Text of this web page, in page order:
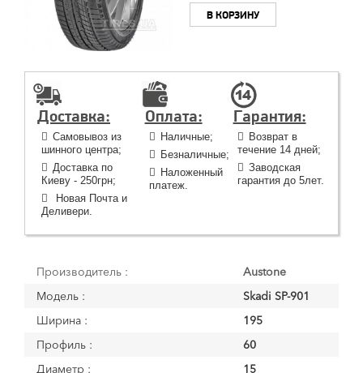
В КОРЗИНУ
Доставка:
Самовывоз из
шинного центра;
Доставка по
Киеву - 250грн;
Новая Почта и
Деливери.
Оплата:
Наличные;
Безналичные;
Наложенный
платеж.
Гарантия:
Возврат в
течение 14 дней;
Заводская
гарантия до 5лет.
Производитель :
Austone
Модель :
Skadi SP-901
Ширина :
195
Профиль :
60
Диаметр :
15